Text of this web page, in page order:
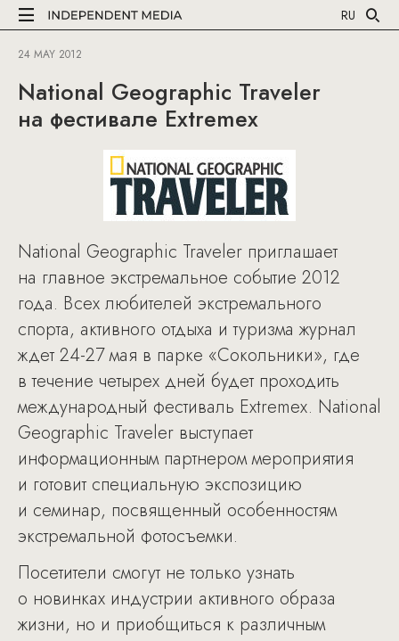
RU
24 MAY 2012
National Geographic Traveler
на фестивале Extremex
National Geographic Traveler приглашает
на главное экстремальное событие 2012
года. Всех любителей экстремального
спорта, активного отдыха и туризма журнал
ждет 24-27 мая в парке «Сокольники», где
в течение четырех дней будет проходить
международный фестиваль Extremex. National
Geographic Traveler выступает
информационным партнером мероприятия
и готовит специальную экспозицию
и семинар, посвященный особенностям
экстремальной фотосъемки.
Посетители смогут не только узнать
о новинках индустрии активного образа
жизни, но и приобщиться к различным